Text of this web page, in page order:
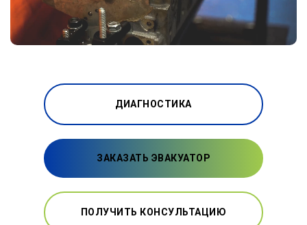
ДИАГНОСТИКА
ЗАКАЗАТЬ ЭВАКУАТОР
ПОЛУЧИТЬ КОНСУЛЬТАЦИЮ